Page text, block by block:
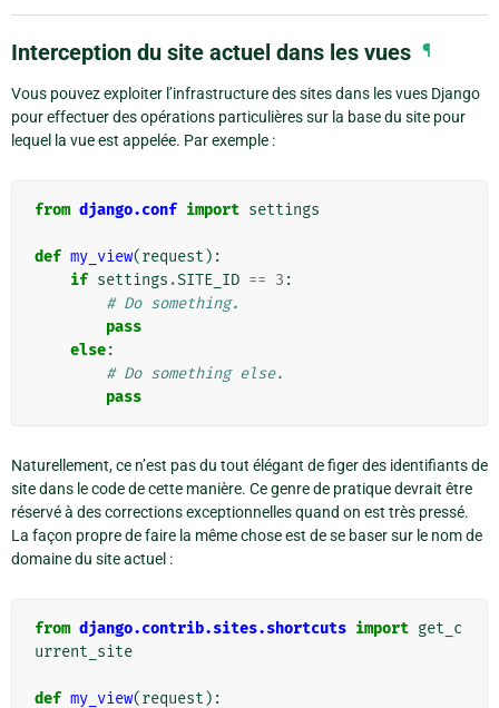
Interception du site actuel dans les vues ¶
Vous pouvez exploiter l’infrastructure des sites dans les vues Django
pour effectuer des opérations particulières sur la base du site pour
lequel la vue est appelée. Par exemple :
from django.conf import settings
def my_view(request ):
if settings .SITE_ID == 3 :
# Do something.
pass
else:
# Do something else.
pass
Naturellement, ce n’est pas du tout élégant de figer des identifiants de
site dans le code de cette manière. Ce genre de pratique devrait être
réservé à des corrections exceptionnelles quand on est très pressé.
La façon propre de faire la même chose est de se baser sur le nom de
domaine du site actuel :
from django.contrib.sites.shortcuts import get_c
urrent_site
def my_view(request ):